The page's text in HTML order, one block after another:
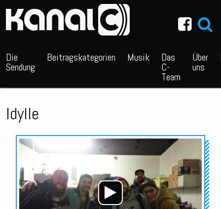
Die
Sendung
Beitragskategorien Musik Das
C-
Team
Über
uns
Idylle
Audio-
Player